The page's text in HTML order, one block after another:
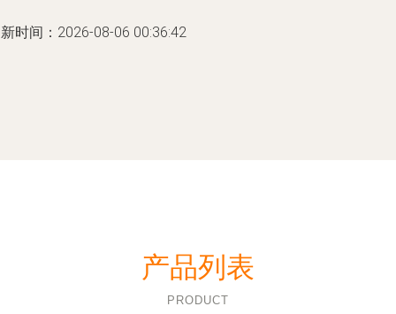
时间：2026-08-06 00:36:42
产品列表
PRODUCT